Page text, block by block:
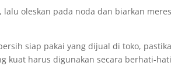
oleskan pada noda dan biarkan
siap pakai yang dijual di toko,
kuat harus digunakan secara berhati-